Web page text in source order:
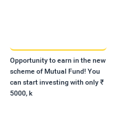
Opportunity to earn in the new
scheme of Mutual Fund! You
can start investing with only ₹
5000, k